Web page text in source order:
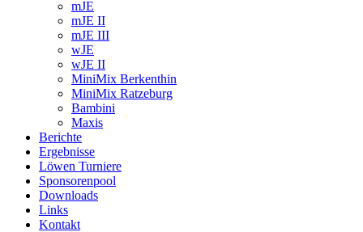
mJE
mJE II
mJE III
wJE
wJE II
MiniMix Berkenthin
MiniMix Ratzeburg
Bambini
Maxis
Berichte
Ergebnisse
Löwen Turniere
Sponsorenpool
Downloads
Links
Kontakt